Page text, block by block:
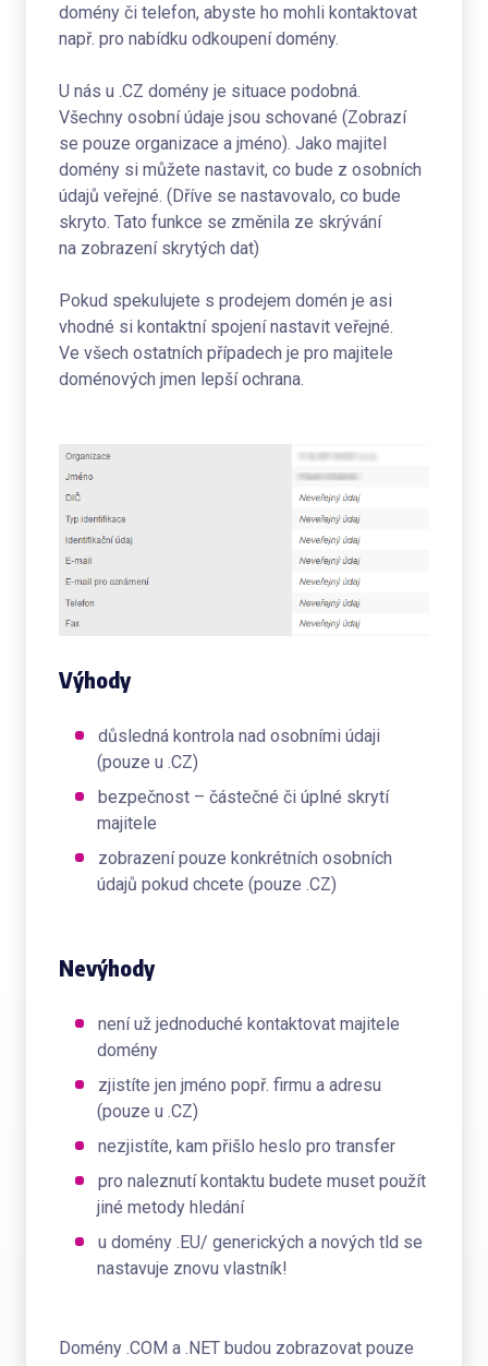
domény či telefon, abyste ho mohli kontaktovat
např. pro nabídku odkoupení domény.
U nás u .CZ domény je situace podobná.
Všechny osobní údaje jsou schované (Zobrazí
se pouze organizace a jméno). Jako majitel
domény si můžete nastavit, co bude z osobních
údajů veřejné. (Dříve se nastavovalo, co bude
skryto. Tato funkce se změnila ze skrývání
na zobrazení skrytých dat)
Pokud spekulujete s prodejem domén je asi
vhodné si kontaktní spojení nastavit veřejné.
Ve všech ostatních případech je pro majitele
doménových jmen lepší ochrana.
Výhody
důsledná kontrola nad osobními údaji
(pouze u .CZ)
bezpečnost – částečné či úplné skrytí
majitele
zobrazení pouze konkrétních osobních
údajů pokud chcete (pouze .CZ)
Nevýhody
není už jednoduché kontaktovat majitele
domény
zjistíte jen jméno popř. firmu a adresu
(pouze u .CZ)
nezjistíte, kam přišlo heslo pro transfer
pro naleznutí kontaktu budete muset použít
jiné metody hledání
u domény .EU/ generických a nových tld se
nastavuje znovu vlastník!
Domény .COM a .NET budou zobrazovat pouze